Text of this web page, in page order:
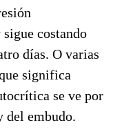
costando
días. O varias
significa
se ve por
del embudo.